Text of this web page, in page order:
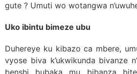
gute ? Umuti wo wotangwa
Uko ibintu bimeze ubu
Duhereye ku kibazo ca mbere,
vyose biva k’ukwikunda bivanze
benshi bubaka mu bibanza